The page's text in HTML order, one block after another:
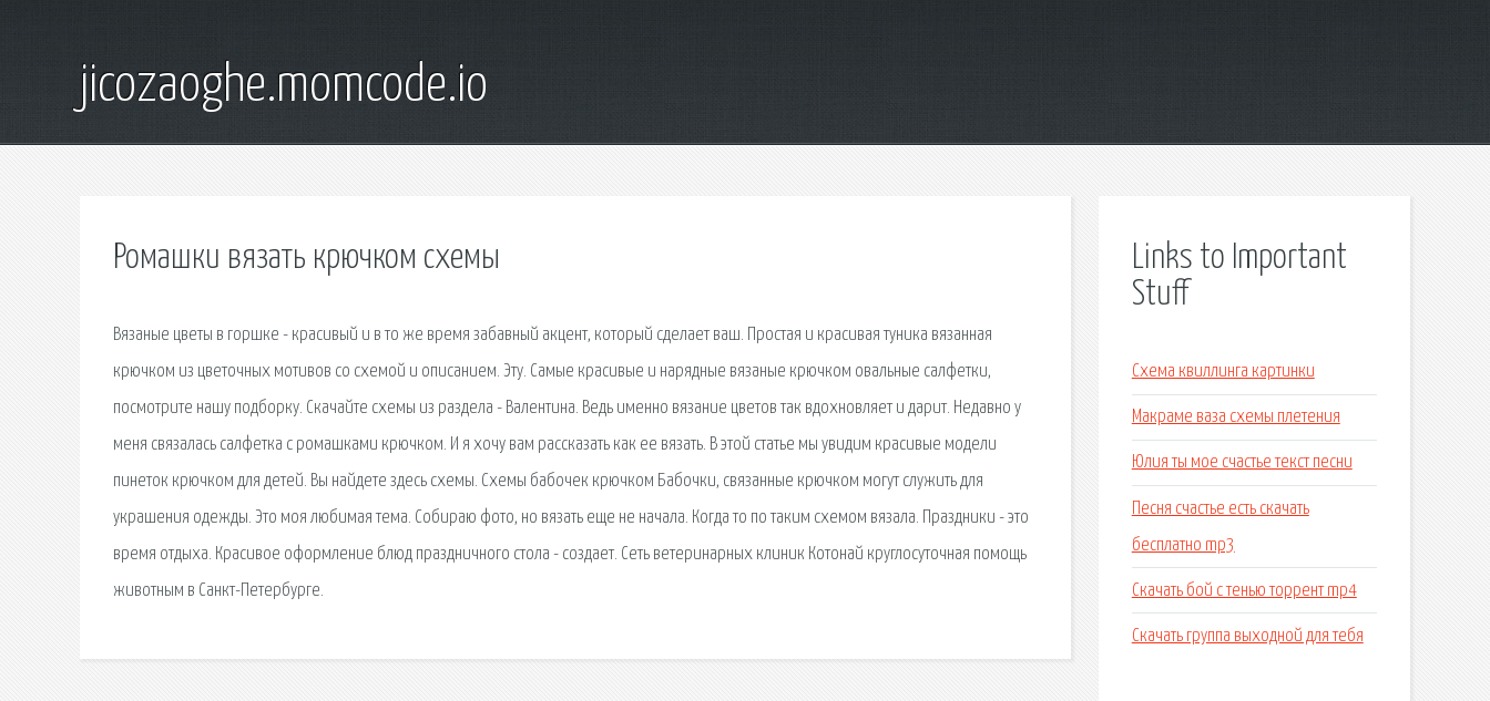
jicozaoghe.momcode.io
Ромашки вязать крючком схемы
Вязаные цветы в горшке - красивый и в то же время забавный акцент, который сделает ваш. Простая и красивая туника вязанная
крючком из цветочных мотивов со схемой и описанием. Эту. Самые красивые и нарядные вязаные крючком овальные салфетки,
посмотрите нашу подборку. Скачайте схемы из раздела - Валентина. Ведь именно вязание цветов так вдохновляет и дарит. Недавно у
меня связалась салфетка с ромашками крючком. И я хочу вам рассказать как ее вязать. В этой статье мы увидим красивые модели
пинеток крючком для детей. Вы найдете здесь схемы. Схемы бабочек крючком Бабочки, связанные крючком могут служить для
украшения одежды. Это моя любимая тема. Собираю фото, но вязать еще не начала. Когда то по таким схемом вязала. Праздники - это
время отдыха. Красивое оформление блюд праздничного стола - создает. Сеть ветеринарных клиник Котонай круглосуточная помощь
животным в Санкт-Петербурге.
Links to Important
Stuff
Схема квиллинга картинки
Макраме ваза схемы плетения
Юлия ты мое счастье текст песни
Песня счастье есть скачать
бесплатно mp3
Скачать бой с тенью торрент mp4
Скачать группа выходной для тебя